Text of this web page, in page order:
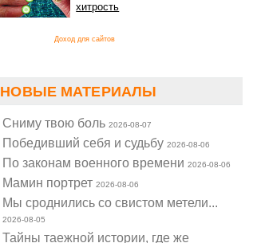
хитрость
Доход для сайтов
НОВЫЕ МАТЕРИАЛЫ
Cниму твою боль2026-08-07
Победивший себя и судьбу2026-08-06
По законам военного времени2026-08-06
Мамин портрет2026-08-06
Мы сроднились со свистом метели...
2026-08-05
Тайны таежной истории, где же